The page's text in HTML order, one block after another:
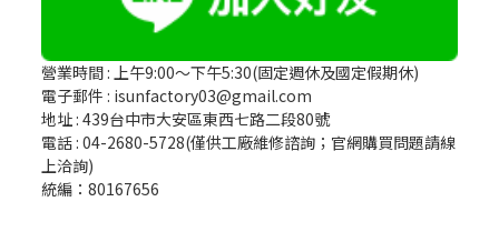
營業時間 : 上午9:00～下午5:30(固定週休及國定假期休)
電子郵件 : isunfactory03@gmail.com
地址 : 439台中市大安區東西七路二段80號
電話 : 04-2680-5728(僅供工廠維修諮詢；官網購買問題請線
上洽詢)
統編：80167656